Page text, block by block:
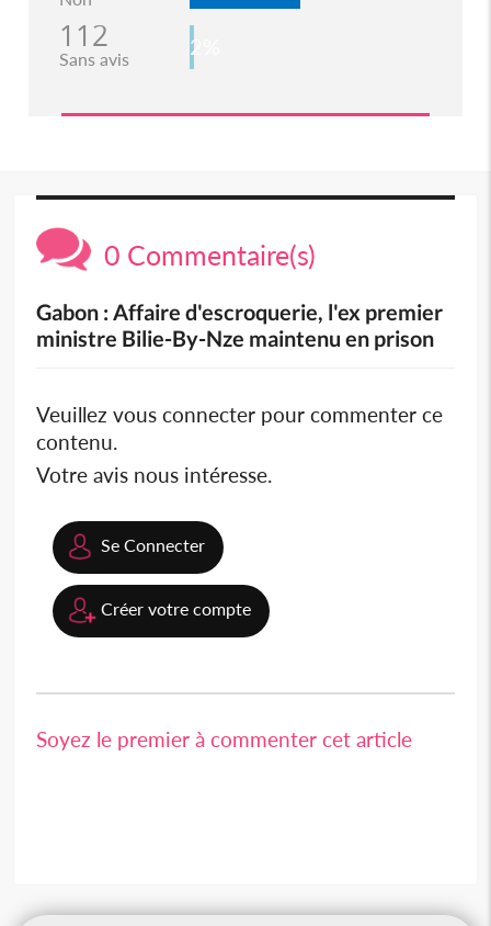
112
Sans avis 2%
0 Commentaire(s)
Gabon : Affaire d'escroquerie, l'ex premier
ministre Bilie-By-Nze maintenu en prison
Veuillez vous connecter pour commenter ce
contenu.
Votre avis nous intéresse.
Se Connecter
Créer votre compte
Soyez le premier à commenter cet article